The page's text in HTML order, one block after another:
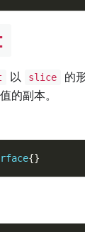
以 slice
的
的副本。
{}